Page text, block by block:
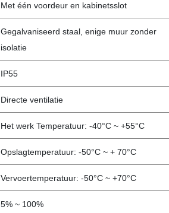
Met één voordeur en kabinetsslot
Gegalvaniseerd staal, enige muur zonder
isolatie
IP55
Directe ventilatie
Het werk Temperatuur: -40°C ~ +55°C
Opslagtemperatuur: -50°C ~ + 70°C
Vervoertemperatuur: -50°C ~ +70°C
5% ~ 100%